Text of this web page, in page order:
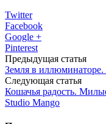
Twitter
Facebook
Google +
Pinterest
Предыдущая статья
Земля в
Следующая статья
Кошачья радость.
Studio Mango